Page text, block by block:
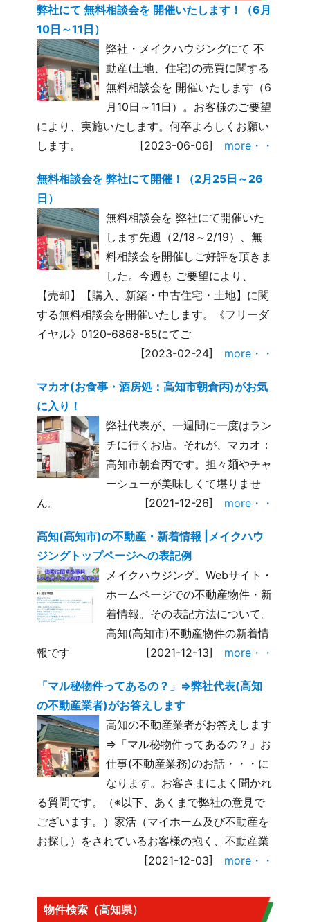
弊社にて 無料相談会を 開催いたします！（6月
10日～11日）
弊社・メイクハウジングにて 不
動産(土地、住宅)の売買に関する
無料相談会を 開催いたします（6
月10日～11日）。お客様のご要望
により、実施いたします。何卒よろしくお願い
します。
[2023-06-06] more・・
無料相談会を 弊社にて開催！（2月25日～26
日）
無料相談会を 弊社にて開催いた
します先週（2/18～2/19）、無
料相談会を開催しご好評を頂きま
した。今週も ご要望により、
【売却】【購入、新築・中古住宅・土地】に関
する無料相談会を開催いたします。《フリーダ
イヤル》0120-6868-85にてご
[2023-02-24] more・・
マカオ(お食事・酒房処：高知市朝倉丙)がお気
に入り！
弊社代表が、一週間に一度はラン
チに行くお店。それが、マカオ：
高知市朝倉丙です。担々麺やチャ
ーシューが美味しくて堪りませ
ん。
[2021-12-26] more・・
高知(高知市)の不動産・新着情報 |メイクハウ
ジングトップページへの表記例
メイクハウジング。Webサイト・
ホームページでの不動産物件・新
着情報。その表記方法について。
高知(高知市)不動産物件の新着情
報です
[2021-12-13] more・・
「マル秘物件ってあるの？」⇒弊社代表(高知
の不動産業者)がお答えします
高知の不動産業者がお答えします
⇒「マル秘物件ってあるの？」お
仕事(不動産業務)のお話・・・に
なります。お客さまによく聞かれ
る質問です。（※以下、あくまで弊社の意見で
ございます。）家活（マイホーム及び不動産を
お探し）をされているお客様の抱く、不動産業
[2021-12-03] more・・
物件検索（高知県）